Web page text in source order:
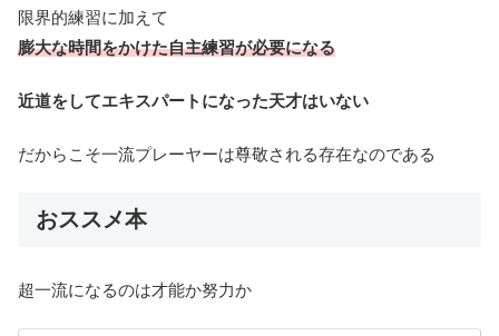
限界的練習に加えて
膨大な時間をかけた自主練習が必要になる
近道をしてエキスパートになった天才はいない
だからこそ一流プレーヤーは尊敬される存在なのである
おススメ本
超一流になるのは才能か努力か